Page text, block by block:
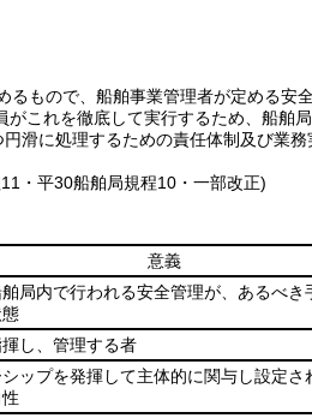
るもので、船舶事業管理者が定める安
これを徹底して実行するため、船舶
滑に処理するための責任体制及び業
・平30船舶局規程10・一部改正)
意義
局内で行われる安全管理が、あるべき
し、管理する者
ップを発揮して主体的に関与し設定